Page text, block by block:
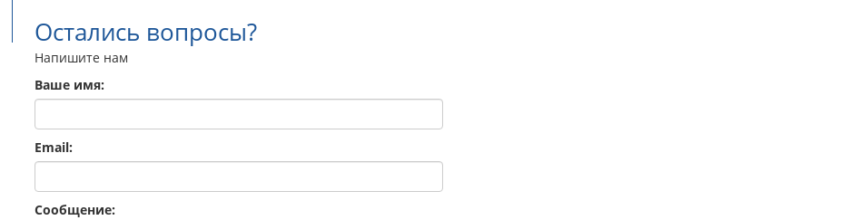
Остались вопросы?
Напишите нам
Ваше имя:
Email:
Сообщение: